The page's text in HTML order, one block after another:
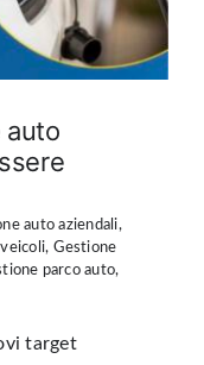
auto
auto aziendali,
, Gestione
parco auto,
target